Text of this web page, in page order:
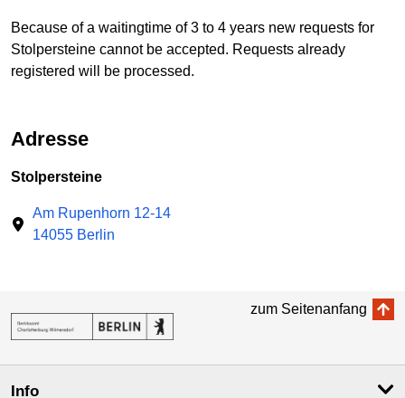
Because of a waitingtime of 3 to 4 years new requests for
Stolpersteine cannot be accepted. Requests already
registered will be processed.
Adresse
Stolpersteine
Am Rupenhorn 12-14
14055 Berlin
zum Seitenanfang
Info